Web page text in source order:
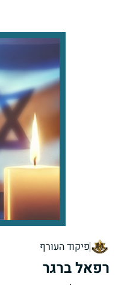
פיקוד העורף
רפאל ברגר